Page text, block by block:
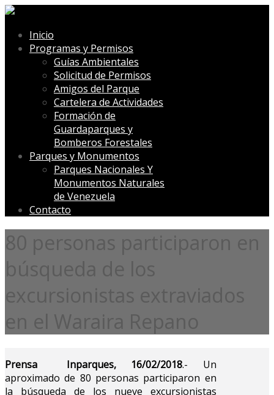
Inicio
Programas y Permisos
Guías Ambientales
Solicitud de Permisos
Amigos del Parque
Cartelera de Actividades
Formación de
Guardaparques y
Bomberos Forestales
Parques y Monumentos
Parques Nacionales Y
Monumentos Naturales
de Venezuela
Contacto
80 personas participaron en
búsqueda de los
excursionistas extraviados
en el Waraira Repano
Prensa Inparques, 16/02/2018.- Un
aproximado de 80 personas participaron en
la búsqueda de los nueve excursionistas